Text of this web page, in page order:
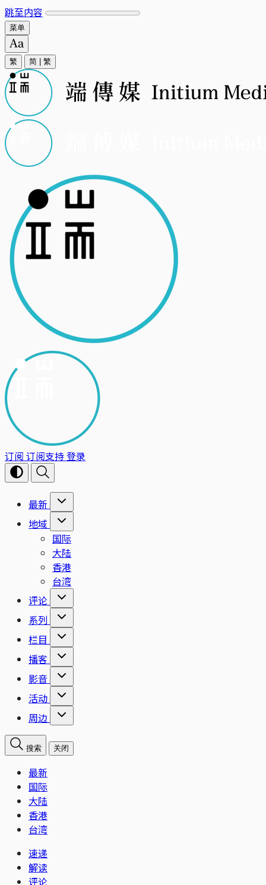
跳至内容
菜单
繁 简 繁
订阅 订阅支持登录
最新
地域
国际
大陆
香港
台湾
评论
系列
栏目
播客
影音
活动
周边
搜索 关闭
最新
国际
大陆
香港
台湾
速递
解读
评论